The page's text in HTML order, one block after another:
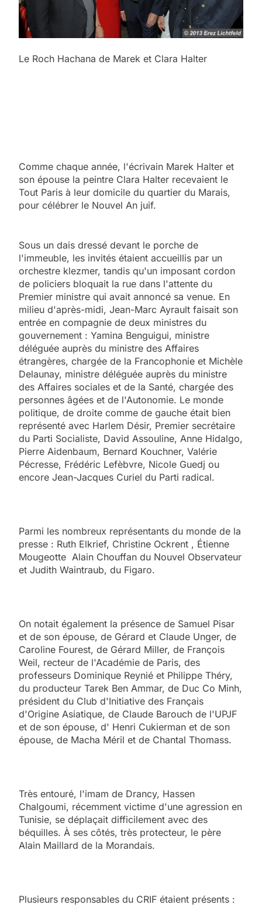
Le Roch Hachana de Marek et Clara Halter
Comme chaque année, l'écrivain Marek Halter et
son épouse la peintre Clara Halter recevaient le
Tout Paris à leur domicile du quartier du Marais,
pour célébrer le Nouvel An juif.
Sous un dais dressé devant le porche de
l'immeuble, les invités étaient accueillis par un
orchestre klezmer, tandis qu'un imposant cordon
de policiers bloquait la rue dans l'attente du
Premier ministre qui avait annoncé sa venue. En
milieu d'après-midi, Jean-Marc Ayrault faisait son
entrée en compagnie de deux ministres du
gouvernement : Yamina Benguigui, ministre
déléguée auprès du ministre des Affaires
étrangères, chargée de la Francophonie et Michèle
Delaunay, ministre déléguée auprès du ministre
des Affaires sociales et de la Santé, chargée des
personnes âgées et de l'Autonomie. Le monde
politique, de droite comme de gauche était bien
représenté avec Harlem Désir, Premier secrétaire
du Parti Socialiste, David Assouline, Anne Hidalgo,
Pierre Aidenbaum, Bernard Kouchner, Valérie
Pécresse, Frédéric Lefèbvre, Nicole Guedj ou
encore Jean-Jacques Curiel du Parti radical.
Parmi les nombreux représentants du monde de la
presse : Ruth Elkrief, Christine Ockrent , Étienne
Mougeotte Alain Chouffan du Nouvel Observateur
et Judith Waintraub, du Figaro.
On notait également la présence de Samuel Pisar
et de son épouse, de Gérard et Claude Unger, de
Caroline Fourest, de Gérard Miller, de François
Weil, recteur de l'Académie de Paris, des
professeurs Dominique Reynié et Philippe Théry,
du producteur Tarek Ben Ammar, de Duc Co Minh,
président du Club d'Initiative des Français
d'Origine Asiatique, de Claude Barouch de l'UPJF
et de son épouse, d' Henri Cukierman et de son
épouse, de Macha Méril et de Chantal Thomass.
Très entouré, l'imam de Drancy, Hassen
Chalgoumi, récemment victime d'une agression en
Tunisie, se déplaçait difficilement avec des
béquilles. À ses côtés, très protecteur, le père
Alain Maillard de la Morandais.
Plusieurs responsables du CRIF étaient présents :